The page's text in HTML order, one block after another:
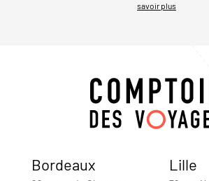
savoir plus
Bordeaux Lille